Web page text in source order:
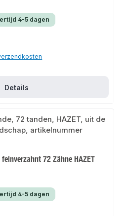
4-5 dagen
Details
72 Zähne HAZET
4-5 dagen